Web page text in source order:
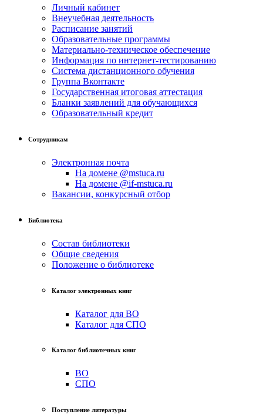
Личный кабинет
Внеучебная деятельность
Расписание занятий
Образовательные программы
Материально-техническое обеспечение
Информация по интернет-тестированию
Система дистанционного обучения
Группа Вконтакте
Государственная итоговая аттестация
Бланки заявлений для обучающихся
Образовательный кредит
Сотрудникам
Электронная почта
На домене @mstuca.ru
На домене @if-mstuca.ru
Вакансии, конкурсный отбор
Библиотека
Состав библиотеки
Общие сведения
Положение о библиотеке
Каталог электронных книг
Каталог для ВО
Каталог для СПО
Каталог библиотечных книг
ВО
СПО
Поступление литературы